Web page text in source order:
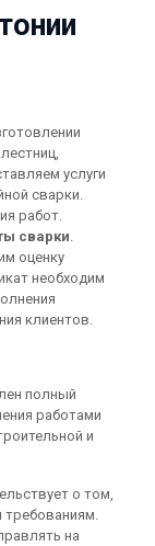
услуги
сварки.
работ.
сварки.
оценку
необходим
клиентов.
полный
работами
и
о том,
требованиям.
на